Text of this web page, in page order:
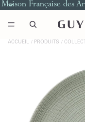
Maison Française des
ACCUEIL PRODUITS